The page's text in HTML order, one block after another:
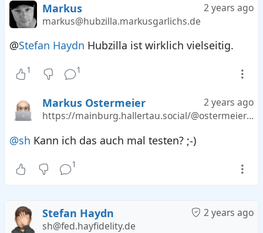
2 years ago
Markus
markus@hubzilla.markusgarlichs.de
@Stefan Haydn Hubzilla ist wirklich vielseitig.
1 1
2 years ago
Markus Ostermeier
https://mainburg.hallertau.social/@ostermeiernet
@sh Kann ich das auch mal testen? ;-)
1
2 years ago
Stefan Haydn
sh@fed.hayfidelity.de